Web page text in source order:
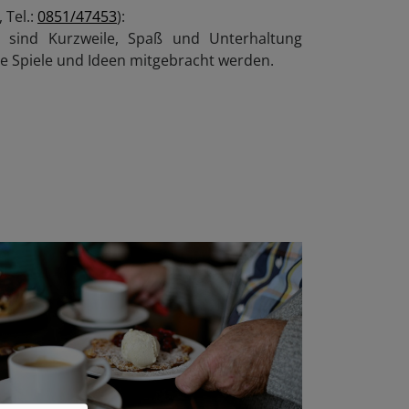
Tel.: 0851/47453):
Kurzweile, Spaß und Unterhaltung
Spiele und Ideen mitgebracht werden.